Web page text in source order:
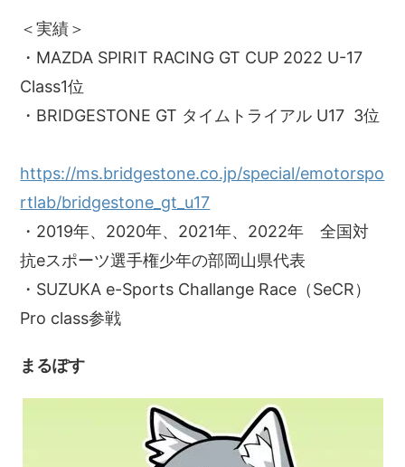
＜実績＞
・MAZDA SPIRIT RACING GT CUP 2022 U-17
Class1位
・BRIDGESTONE GT タイムトライアル U17 3位
https://ms.bridgestone.co.jp/special/emotorspo
rtlab/bridgestone_gt_u17
・2019年、2020年、2021年、2022年 全国対
抗eスポーツ選手権少年の部岡山県代表
・SUZUKA e-Sports Challange Race（SeCR）
Pro class参戦
まるぽす